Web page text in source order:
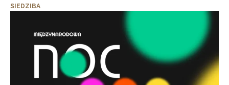
SIEDZIBA